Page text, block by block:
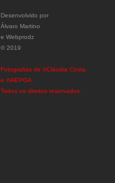
Desenvolvido por
Álvaro Martino
e Webprodz
© 2019
Fotografias de ©Cláudia Costa
e ©AEPGA.
Todos os direitos reservados.